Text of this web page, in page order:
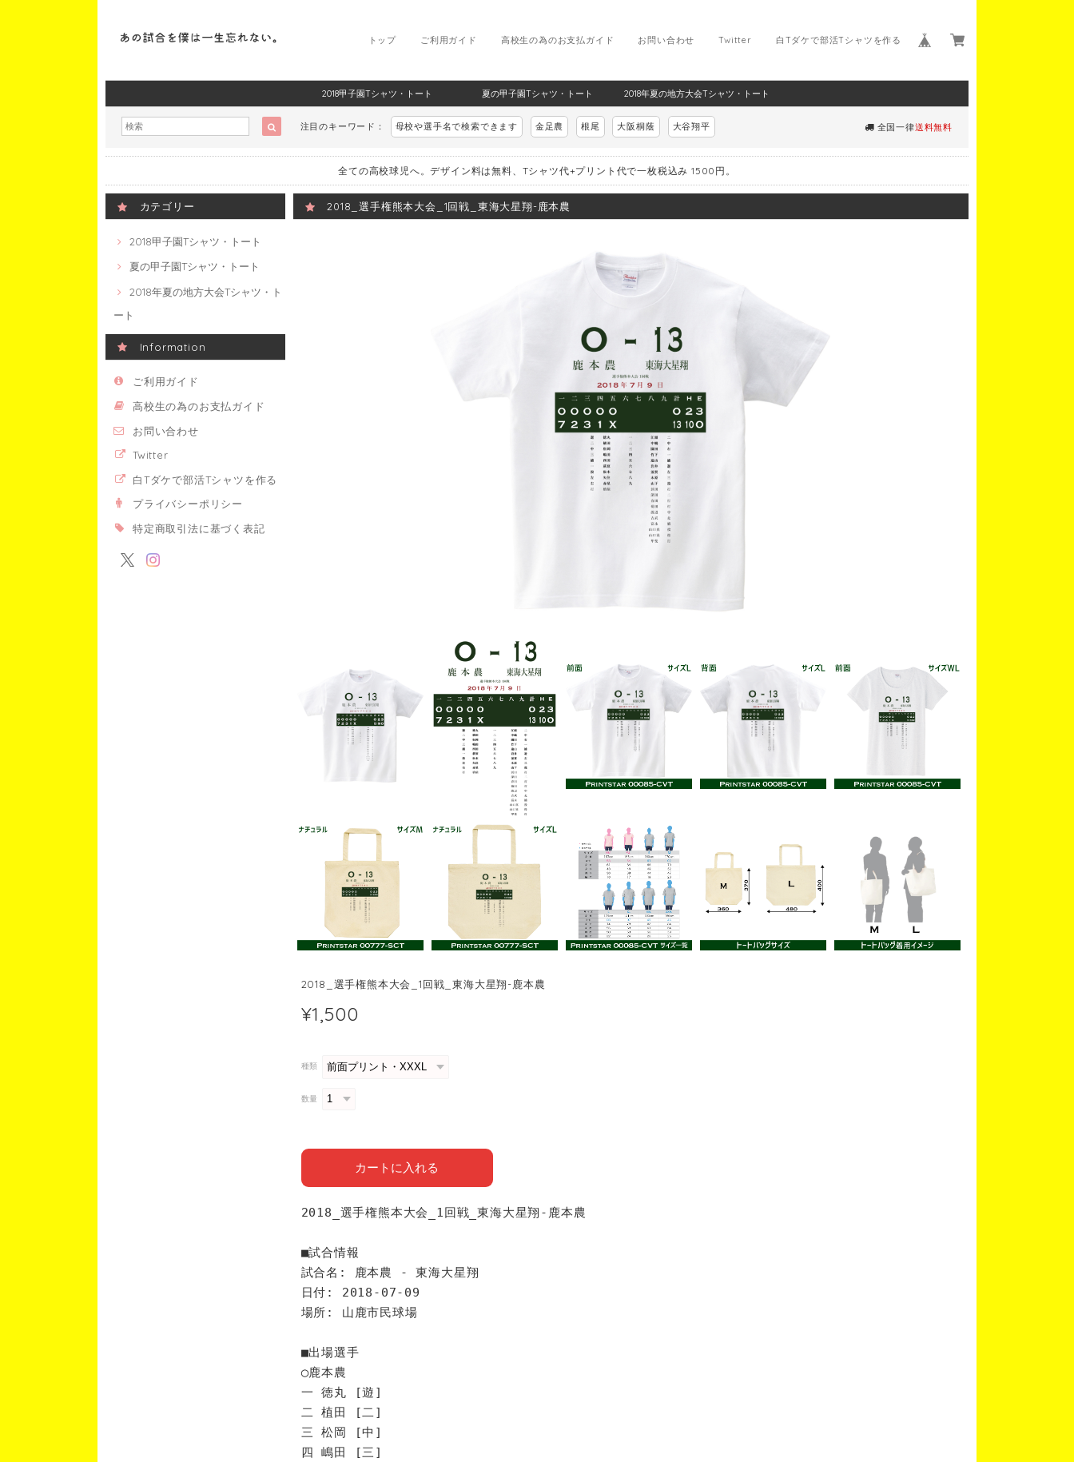
白Tダケで部活Tシャツを作る
Twitter
お問い合わせ
高校生の為のお支払ガイド
ご利用ガイド
トップ
2018甲子園Tシャツ・トート 夏の甲子園Tシャツ・トート 2018年夏の地方大会Tシャツ・トート
注目のキーワード： 母校や選手名で検索できます 金足農 根尾 大阪桐蔭 大谷翔平 全国一律送料無料
全ての高校球児へ。デザイン料は無料、Tシャツ代+プリント代で一枚税込み 1500円。
カテゴリー
2018甲子園Tシャツ・トート
夏の甲子園Tシャツ・トート
2018年夏の地方大会Tシャツ・ト
ート
Information
ご利用ガイド
高校生の為のお支払ガイド
お問い合わせ
Twitter
白Tダケで部活Tシャツを作る
プライバシーポリシー
特定商取引法に基づく表記
2018_選手権熊本大会_1回戦_東海大星翔-鹿本農
2018_選手権熊本大会_1回戦_東海大星翔-鹿本農
¥1,500
種類
数量
カートに入れる
2018_選手権熊本大会_1回戦_東海大星翔-鹿本農
■試合情報
試合名: 鹿本農 - 東海大星翔
日付: 2018-07-09
場所: 山鹿市民球場
■出場選手
◯鹿本農
一 徳丸 [遊]
二 植田 [二]
三 松岡 [中]
四 嶋田 [三]